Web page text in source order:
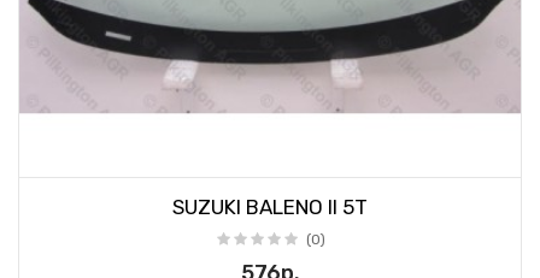
SUZUKI BALENO II 5T
(0)